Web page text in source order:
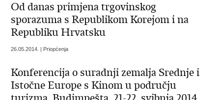
Od danas primjena trgovinskog
sporazuma s Republikom Korejom i na
Republiku Hrvatsku
26.05.2014. | Priopćenja
Konferencija o suradnji zemalja Srednje i
Istočne Europe s Kinom u području